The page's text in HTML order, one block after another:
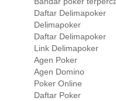
Daftar Delimapoker
Delimapoker
Daftar Delimapoker
Link Delimapoker
Agen Poker
Agen Domino
Poker Online
Daftar Poker